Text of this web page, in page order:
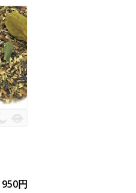
950円